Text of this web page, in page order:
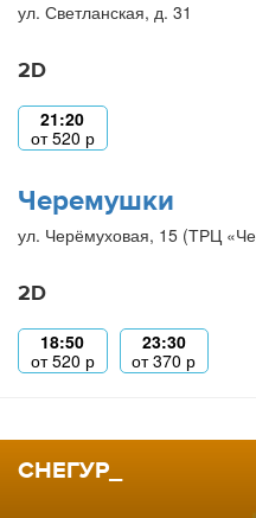
ул. Светланская, д. 31
2D
21:20
от520 р
Черемушки
ул. Черёмуховая, 15 (ТРЦ
2D
18:50
от520 р
23:30
от370 р
СНЕГУР_